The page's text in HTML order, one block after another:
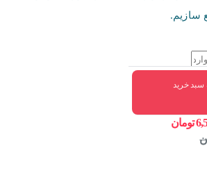
سبد خرید
سازیم.